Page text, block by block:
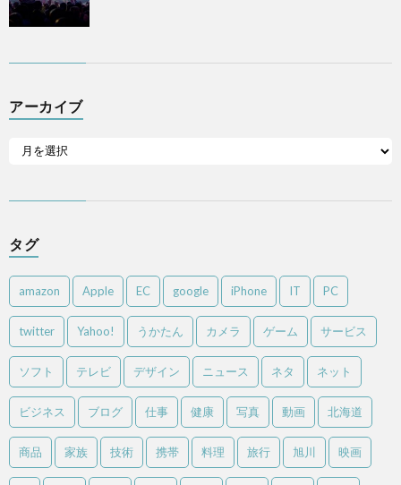
アーカイブ
タグ
amazon Apple EC google iPhone IT PC
twitter Yahoo! うかたん カメラ ゲーム サービス
ソフト テレビ デザイン ニュース ネタ ネット
ビジネス ブログ 仕事 健康 写真 動画 北海道
商品 家族 技術 携帯 料理 旅行 旭川 映画